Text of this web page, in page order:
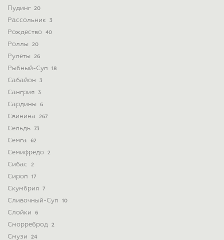
Пудинг 20
Рассольник 3
Рождество 40
Роллы 20
Рулеты 26
Рыбный-Суп 18
Сабайон 3
Сангрия 3
Сардины 6
Свинина 267
Сельдь 73
Семга 62
Семифредо 2
Сибас 2
Сироп 17
Скумбрия 7
Сливочный-Суп 10
Слойки 6
Сморреброд 2
Смузи 24